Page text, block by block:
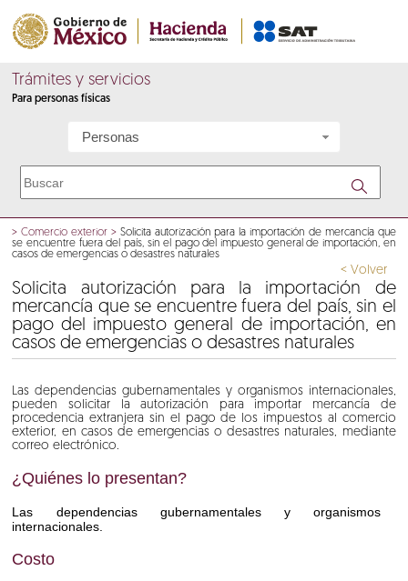
Trámites y servicios
Para personas físicas
Personas
> Comercio exterior >Solicita autorización para la importación de mercancía que
se encuentre fuera del país, sin el pago del impuesto general de importación, en
casos de emergencias o desastres naturales
Solicita autorización para la importación de
mercancía que se encuentre fuera del país, sin el
pago del impuesto general de importación, en
casos de emergencias o desastres naturales
Las dependencias gubernamentales y organismos internacionales,
pueden solicitar la autorización para importar mercancía de
procedencia extranjera sin el pago de los impuestos al comercio
exterior, en casos de emergencias o desastres naturales, mediante
correo electrónico.
< Volver
¿Quiénes lo presentan?
Las dependencias gubernamentales y organismos
internacionales.
Costo